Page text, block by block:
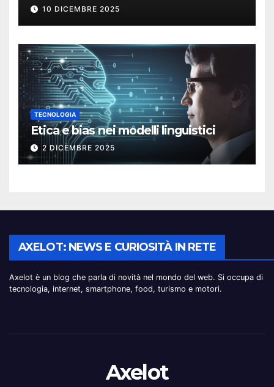
10 DICEMBRE 2025
TECNOLOGIA
Etica e bias nei modelli linguistici
2 DICEMBRE 2025
AXELOT: NEWS E CURIOSITÀ IN RETE
Axelot è un blog che parla di novità nel mondo del web. Si occupa di
tecnologia, internet, smartphone, food, turismo e motori.
Axelot